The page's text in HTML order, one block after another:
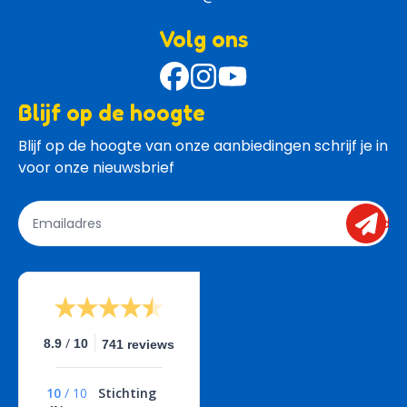
Volg ons
Blijf op de hoogte
Blijf op de hoogte van onze aanbiedingen schrijf je in
voor onze nieuwsbrief
send
8.9 / 10 741 reviews
10 / 10
Stichting